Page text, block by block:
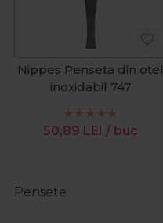
Nippes Penseta din otel
inoxidabil 747
50,89 LEI / buc
Pensete